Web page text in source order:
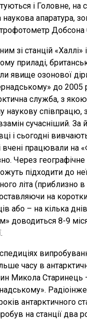
і Головне, на
апаратура,
Добсона
зі станцій «Халлі»
приладі,
явище озонової
до 2005
служба, з
наукову співпрацю,
сучасніший. За
і сьогодні
вчені працювали на
Через
підходити до
літа (приблизно в
на
або – на кілька днів
доводиться 8-9
часу в
Микола Старинець –
антарктичного
на станції два